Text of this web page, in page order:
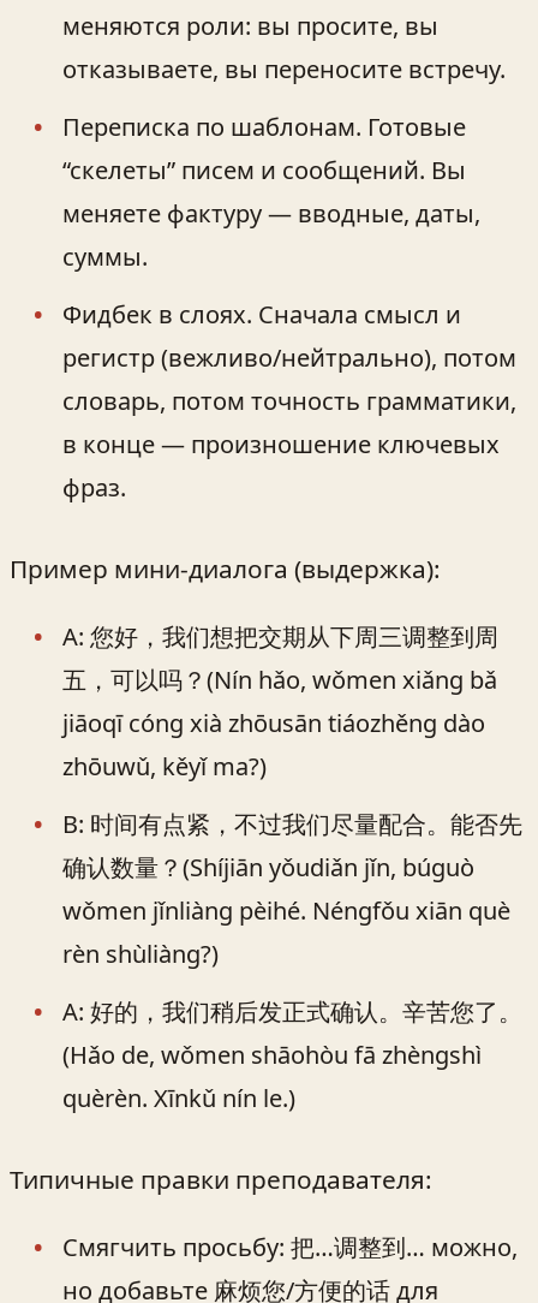
меняются роли: вы просите, вы
отказываете, вы переносите встречу.
Переписка по шаблонам. Готовые
“скелеты” писем и сообщений. Вы
меняете фактуру — вводные, даты,
суммы.
Фидбек в слоях. Сначала смысл и
регистр (вежливо/нейтрально), потом
словарь, потом точность грамматики,
в конце — произношение ключевых
фраз.
Пример мини-диалога (выдержка):
A: 您好，我们想把交期从下周三调整到周
五，可以吗？(Nín hǎo, wǒmen xiǎng bǎ
jiāoqī cóng xià zhōusān tiáozhěng dào
zhōuwǔ, kěyǐ ma?)
B: 时间有点紧，不过我们尽量配合。能否先
确认数量？(Shíjiān yǒudiǎn jǐn, búguò
wǒmen jǐnliàng pèihé. Néngfǒu xiān què
rèn shùliàng?)
A: 好的，我们稍后发正式确认。辛苦您了。
(Hǎo de, wǒmen shāohòu fā zhèngshì
quèrèn. Xīnkǔ nín le.)
Типичные правки преподавателя:
Смягчить просьбу: 把…调整到… можно,
но добавьте 麻烦您/方便的话 для